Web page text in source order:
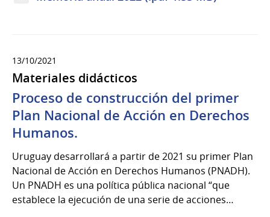
13/10/2021
Materiales didácticos
Proceso de construcción del primer
Plan Nacional de Acción en Derechos
Humanos.
Uruguay desarrollará a partir de 2021 su primer Plan
Nacional de Acción en Derechos Humanos (PNADH).
Un PNADH es una política pública nacional “que
establece la ejecución de una serie de acciones…